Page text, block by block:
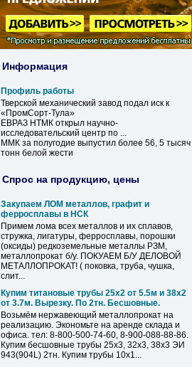
Информация
Профиль работы
Тверской механический завод подал иск к
«ПромСорт-Тула»
ЕВРАЗ НТМК открыл научно-
исследовательский центр по ...
ММК за полугодие выпустил более 56, 5 тысяч
тонн белой жести
Спрос на продукцию, цены
Закупаем ЛОМ металлов, графит и
ферросплавы в НСК
Примем лома всех металлов и их сплавов,
стружка, лигатуры, ферросплавы, порошки
(оксиды) редкоземельные металлы РЗМ,
металлопрокат б/у. ПОКУАЕМ Б/У ДЕЛОВОЙ
МЕТАЛЛОПРОКАТ! ( поковка, труба, чушка,
слит...
Купим титановые трубы 25х2 от 5.5м и 38х2
от 3.7м. Вырезку. По 2тн. Бесшовные.
Возьмём нержавеющий металлопрокат на
реализацию. Экономьте на аренде склада и
офиса. тел: 8-800-500-74-60, 8-900-088-88-86.
Купим бесшовные трубы 25х3, 32х3, 38х3 ЭИ
943(904L) 2тн. Купим трубы 10х1...